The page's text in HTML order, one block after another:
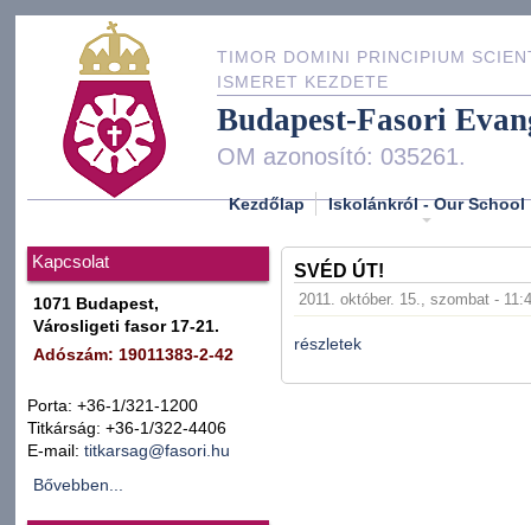
TIMOR DOMINI PRINCIPIUM
ISMERET KEZDETE
Budapest-Fasori
OM azonosító: 035261.
Kezdőlap Iskolánkról - Our School
Kapcsolat
1071 Budapest,
Városligeti fasor 17-21.
Adószám: 19011383-2-42
Porta: +36-1/321-1200
Titkárság: +36-1/322-4406
E-mail: titkarsag@fasori.hu
Bővebben...
SVÉD ÚT!
2011. október. 15., szombat -
részletek